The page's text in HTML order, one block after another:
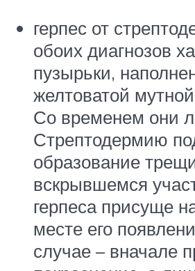
герпес от
обоих диагнозов
пузырьки,
желтоватой
Со временем они
Стрептодермию
образование
вскрывшемся
герпеса присуще
месте его
случае – вначале